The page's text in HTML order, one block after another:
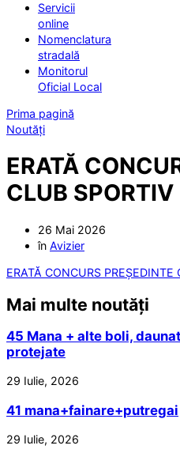
Servicii
online
Nomenclatura
stradală
Monitorul
Oficial Local
Prima pagină
Noutăți
ERATĂ
CLUB SPORTIV
26 Mai 2026
în Avizier
ERATĂ CONCURS PREȘEDINTE
Mai multe noutăți
45 Mana + alte boli,
protejate
29 Iulie, 2026
41 mana+fainare+putregai
29 Iulie, 2026